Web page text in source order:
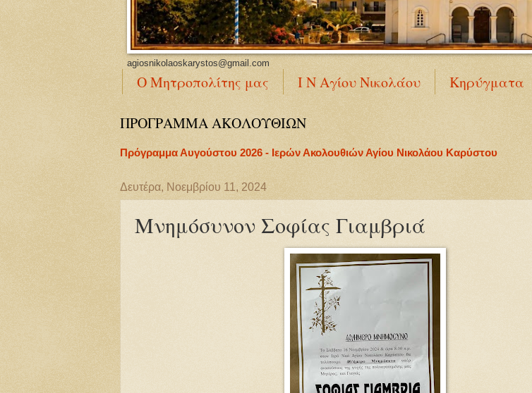
agiosnikolaoskarystos@gmail.com
Ο Μητροπολίτης μας Ι Ν Αγίου Νικολάου Κηρύγματα
ΠΡΟΓΡΑΜΜΑ ΑΚΟΛΟΥΘΙΩΝ
Πρόγραμμα Αυγούστου 2026 - Ιερών Ακολουθιών Αγίου Νικολάου Καρύστου
Δευτέρα, Νοεμβρίου 11, 2024
Μνημόσυνον Σοφίας Γιαμβριά